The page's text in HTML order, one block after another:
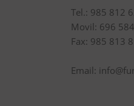
Tel.: 985 812
Movil: 696
Fax: 985 813
Email: